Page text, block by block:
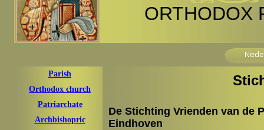
ORTHODOX
Parish
Orthodox church
Patriarchate
Archbishopric
De Stichting Vrienden van de
Eindhoven